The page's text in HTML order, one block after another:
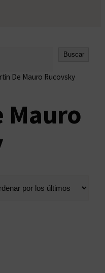
Buscar
De Mauro Rucovsky
Mauro